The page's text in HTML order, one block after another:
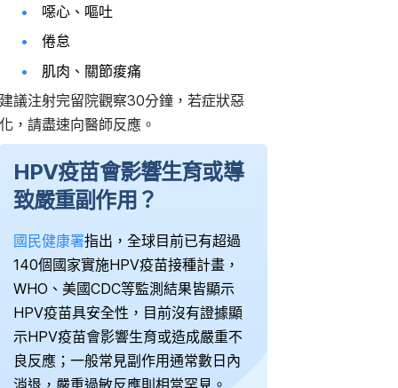
噁心、嘔吐
倦怠
肌肉、關節痠痛
議注射完留院觀察30分鐘，若症狀惡
，請盡速向醫師反應。
HPV疫苗會影響生育或導
致嚴重副作用？
國民健康署指出，全球目前已有超過
140個國家實施HPV疫苗接種計畫，
WHO、美國CDC等監測結果皆顯示
HPV疫苗具安全性，目前沒有證據顯
示HPV疫苗會影響生育或造成嚴重不
良反應；一般常見副作用通常數日內